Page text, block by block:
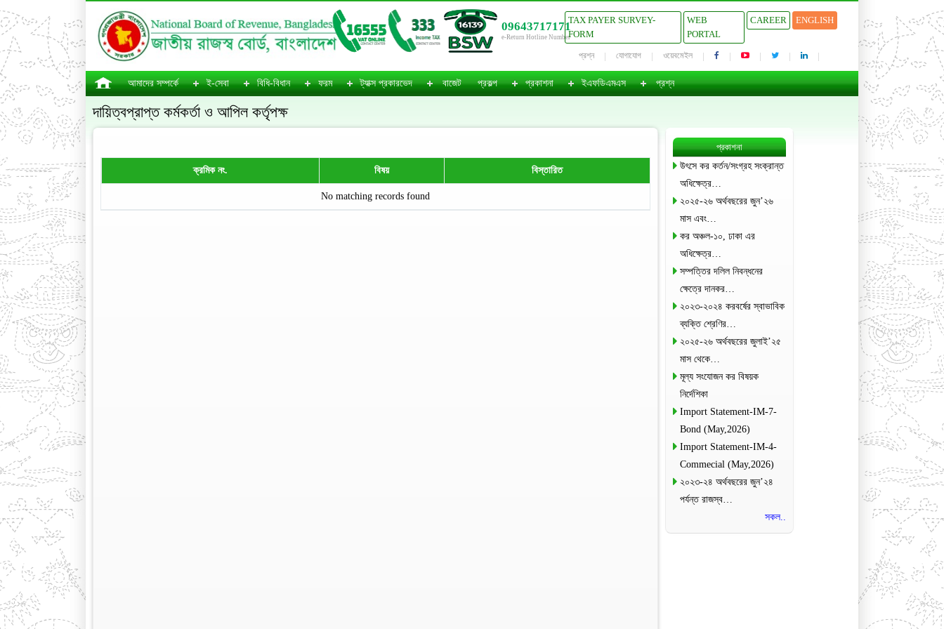
09643717171
e-Return Hotline Number
TAX PAYER SURVEY-
FORM
WEB
PORTAL
CAREER ENGLISH
প্রশ্ন যোগাযোগ ওয়েবমেইল
আমাদের সম্পর্কে ই-সেবা বিধি-বিধান ফরম ট্যাক্স প্রকারভেদ বাজেট প্রকল্প প্রকাশনা ইএফডিএমএস প্রশ্ন
দায়িত্বপ্রাপ্ত কর্মকর্তা ও আপিল কর্তৃপক্ষ
ক্রমিক নং. বিষয় বিস্তারিত
No matching records found
প্রকাশনা
উৎসে কর কর্তন/সংগ্রহ সংক্রান্ত
অধিক্ষেত্র…
২০২৫-২৬ অর্থবছরের জুন’২৬
মাস এবং…
কর অঞ্চল-১০, ঢাকা এর
অধিক্ষেত্র…
সম্পত্তির দলিল নিবন্ধনের
ক্ষেত্রে দানকর…
২০২৩-২০২৪ করবর্ষের স্বাভাবিক
ব্যক্তি শ্রেণির…
২০২৫-২৬ অর্থবছরের জুলাই’২৫
মাস থেকে…
মূল্য সংযোজন কর বিষয়ক
নির্দেশিকা
Import Statement-IM-7-
Bond (May,2026)
Import Statement-IM-4-
Commecial (May,2026)
২০২৩-২৪ অর্থবছরের জুন’২৪
পর্যন্ত রাজস্ব…
সকল..